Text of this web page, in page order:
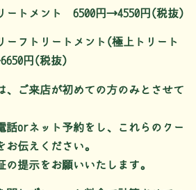
ートメント 6500円→4550円(税抜)
ーフトリートメント(極上トリート
円(税抜)
、ご来店が初めての方のみとさせて
話orネット予約をし、これらのクー
お伝えください。
の提示をお願いいたします。